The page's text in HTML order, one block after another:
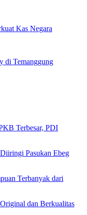
Kas Negara
di Temanggung
Terbesar, PDI
Pasukan Ebeg
Terbanyak dari
dan Berkualitas